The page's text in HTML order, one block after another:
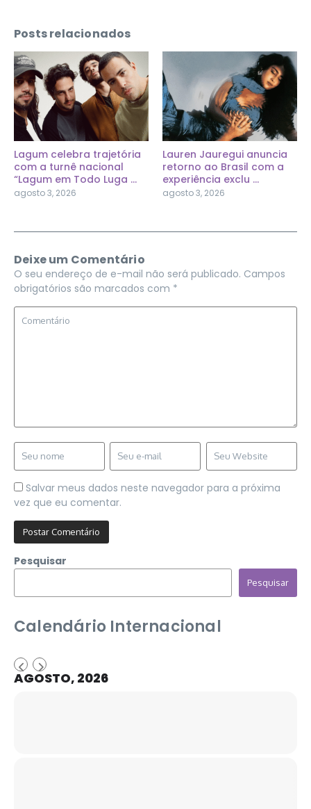
Posts relacionados
Lagum celebra trajetória
com a turnê nacional
“Lagum em Todo Luga ...
agosto 3, 2026
Lauren Jauregui anuncia
retorno ao Brasil com a
experiência exclu ...
agosto 3, 2026
Deixe um Comentário
O seu endereço de e-mail não será publicado. Campos
obrigatórios são marcados com *
Salvar meus dados neste navegador para a próxima
vez que eu comentar.
Pesquisar
Pesquisar
Calendário Internacional
AGOSTO, 2026